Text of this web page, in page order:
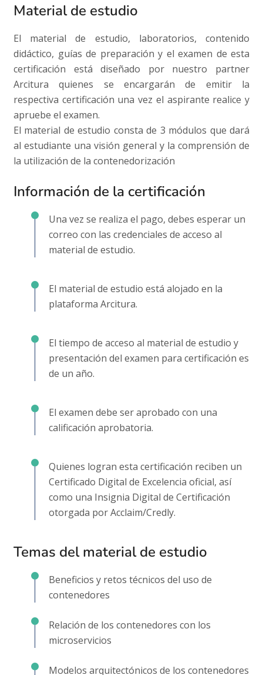
Material de estudio
El material de estudio, laboratorios, contenido
didáctico, guías de preparación y el examen de esta
certificación está diseñado por nuestro partner
Arcitura quienes se encargarán de emitir la
respectiva certificación una vez el aspirante realice y
apruebe el examen.
El material de estudio consta de 3 módulos que dará
al estudiante una visión general y la comprensión de
la utilización de la contenedorización
Información de la certificación
Una vez se realiza el pago, debes esperar un
correo con las credenciales de acceso al
material de estudio.
El material de estudio está alojado en la
plataforma Arcitura.
El tiempo de acceso al material de estudio y
presentación del examen para certificación es
de un año.
El examen debe ser aprobado con una
calificación aprobatoria.
Quienes logran esta certificación reciben un
Certificado Digital de Excelencia oficial, así
como una Insignia Digital de Certificación
otorgada por Acclaim/Credly.
Temas del material de estudio
Beneficios y retos técnicos del uso de
contenedores
Relación de los contenedores con los
microservicios
Modelos arquitectónicos de los contenedores